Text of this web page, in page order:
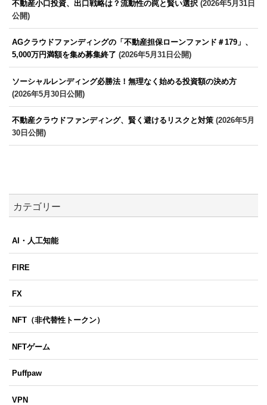
不動産小口投資、出口戦略は？流動性の罠と賢い選択 (2026年5月31日
公開)
AGクラウドファンディングの「不動産担保ローンファンド＃179」、
5,000万円満額を集め募集終了 (2026年5月31日公開)
ソーシャルレンディング必勝法！無理なく始める投資額の決め方
(2026年5月30日公開)
不動産クラウドファンディング、賢く避けるリスクと対策 (2026年5月
30日公開)
カテゴリー
AI・人工知能
FIRE
FX
NFT（非代替性トークン）
NFTゲーム
Puffpaw
VPN